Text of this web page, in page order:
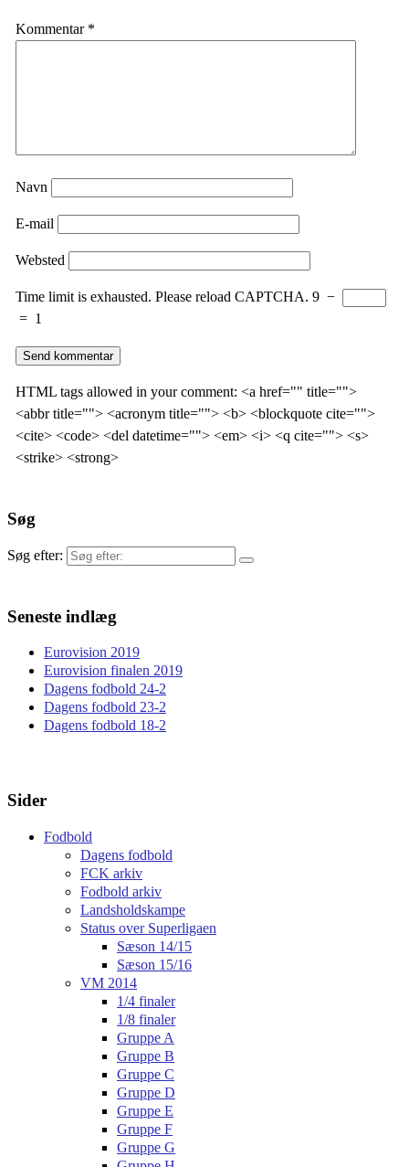
Kommentar *
Navn
E-mail
Websted
Time limit is exhausted. Please reload CAPTCHA. 9 −
= 1
HTML tags allowed in your comment: <a href="" title="">
<abbr title=""> <acronym title=""> <b> <blockquote cite="">
<cite> <code> <del datetime=""> <em> <i> <q cite=""> <s>
<strike> <strong>
Søg
Søg efter:
Seneste indlæg
Eurovision 2019
Eurovision finalen 2019
Dagens fodbold 24-2
Dagens fodbold 23-2
Dagens fodbold 18-2
Sider
Fodbold
Dagens fodbold
FCK arkiv
Fodbold arkiv
Landsholdskampe
Status over Superligaen
Sæson 14/15
Sæson 15/16
VM 2014
1/4 finaler
1/8 finaler
Gruppe A
Gruppe B
Gruppe C
Gruppe D
Gruppe E
Gruppe F
Gruppe G